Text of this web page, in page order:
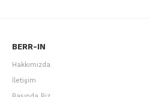
BERR-IN
Hakkımızda
İletişim